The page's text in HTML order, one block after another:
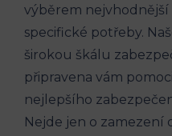
výběrem nejvhodnější
specifické potřeby.
širokou škálu
připravena vám
nejlepšího
Nejde jen o zamezení